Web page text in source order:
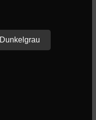
Dunkelgrau